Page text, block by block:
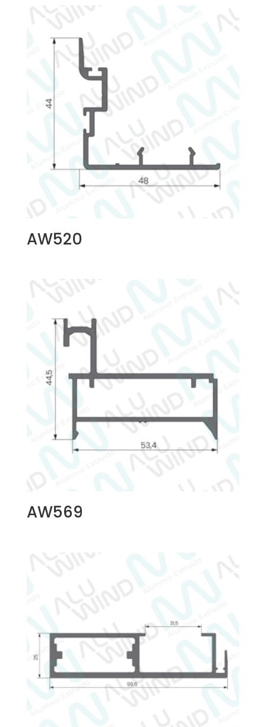
AW520
AW569